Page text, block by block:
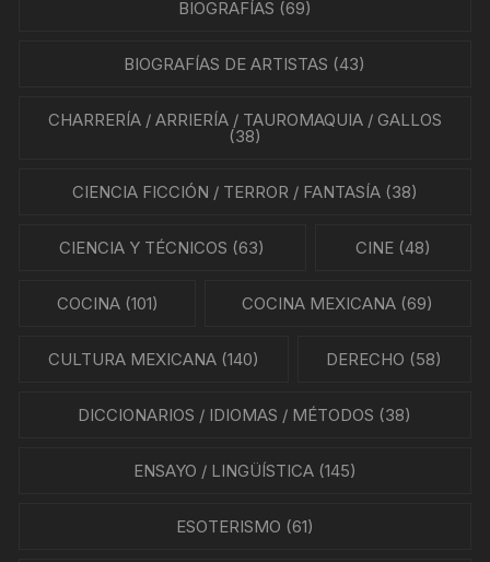
BIOGRAFÍAS (69)
BIOGRAFÍAS DE ARTISTAS (43)
CHARRERÍA / ARRIERÍA / TAUROMAQUIA / GALLOS
(38)
CIENCIA FICCIÓN / TERROR / FANTASÍA(38)
CIENCIA Y TÉCNICOS (63) CINE(48)
COCINA(101) COCINA MEXICANA (69)
CULTURA MEXICANA(140) DERECHO (58)
DICCIONARIOS / IDIOMAS / MÉTODOS (38)
ENSAYO / LINGÜÍSTICA(145)
ESOTERISMO (61)